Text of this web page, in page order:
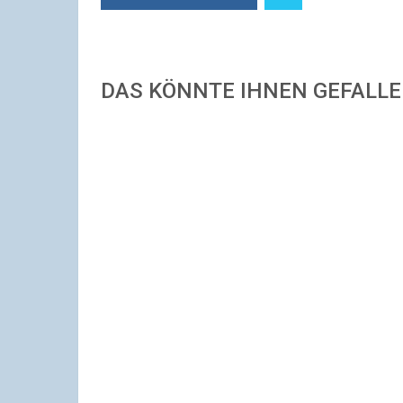
DAS KÖNNTE IHNEN